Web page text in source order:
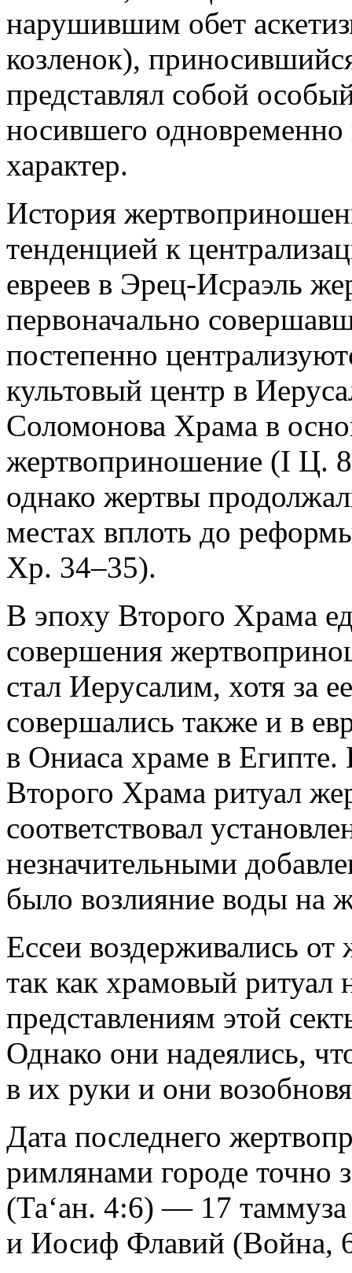
нарушившим обет
козленок),
представлял собой
носившего
характер.
История
тенденцией к
евреев в Эрец-Исраэль
первоначально
постепенно
культовый центр в
Соломонова Храма в
жертвоприношение (I Ц.
однако жертвы
местах вплоть до
Хр. 34–35).
В эпоху Второго Храма
совершения
стал Иерусалим, хотя за
совершались также и в
в Ониаса храме в
Второго Храма ритуал
соответствовал
незначительными
было возлияние воды на
Ессеи воздерживались
так как храмовый ритуал
представлениям этой
Однако они надеялись,
в их руки и они
Дата последнего
римлянами городе точно
(Та‘ан. 4:6) — 17
и Иосиф Флавий (Война,